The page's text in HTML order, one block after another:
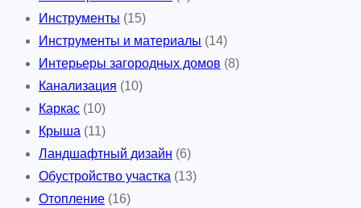
Инструменты (15)
Инструменты и материалы (14)
Интерьеры загородных домов (8)
Канализация (10)
Каркас (10)
Крыша (11)
Ландшафтный дизайн (6)
Обустройство участка (13)
Отопление (16)